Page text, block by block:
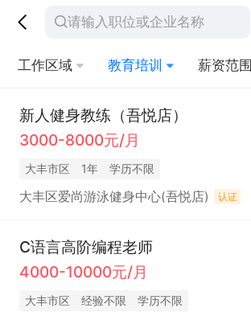
工作区域 教育培训 薪资范围
新人健身教练（吾悦店）
3000-8000元/月
大丰市区 1年 学历不限
大丰区爱尚游泳健身中心(吾悦店) 认证
C语言高阶编程老师
4000-10000元/月
大丰市区 经验不限 学历不限